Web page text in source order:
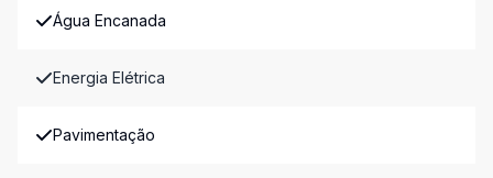
Água Encanada
Energia Elétrica
Pavimentação